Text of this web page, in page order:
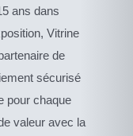
ans dans
Vitrine
de
sécurisé
pour chaque
valeur avec la